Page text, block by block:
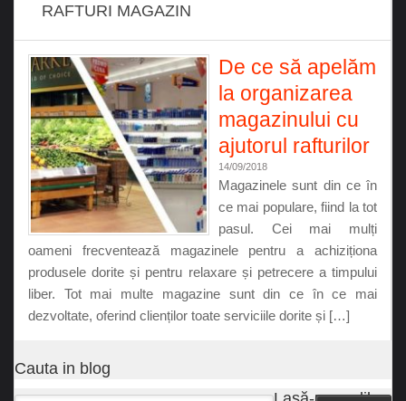
RAFTURI MAGAZIN
De ce să apelăm
la organizarea
magazinului cu
ajutorul rafturilor
14/09/2018
Magazinele sunt din ce în
ce mai populare, fiind la tot
pasul. Cei mai mulți
oameni frecventează magazinele pentru a achiziționa
produsele dorite și pentru relaxare și petrecere a timpului
liber. Tot mai multe magazine sunt din ce în ce mai
dezvoltate, oferind clienților toate serviciile dorite și […]
Cauta in blog